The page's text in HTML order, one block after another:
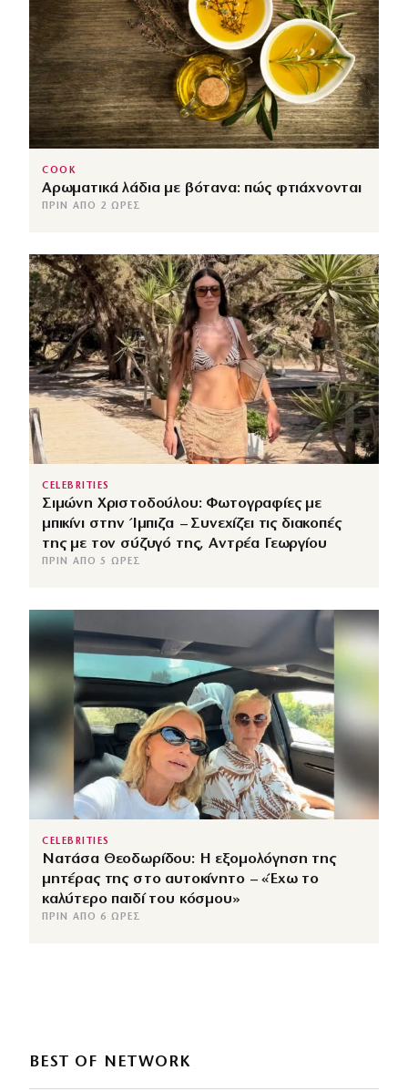
COOK
Αρωματικά λάδια με βότανα: πώς φτιάχνονται
ΠΡΙΝ ΑΠΌ 2 ΏΡΕΣ
CELEBRITIES
Σιμώνη Χριστοδούλου: Φωτογραφίες με
μπικίνι στην Ίμπιζα – Συνεχίζει τις διακοπές
της με τον σύζυγό της, Αντρέα Γεωργίου
ΠΡΙΝ ΑΠΌ 5 ΏΡΕΣ
CELEBRITIES
Νατάσα Θεοδωρίδου: Η εξομολόγηση της
μητέρας της στο αυτοκίνητο – «Έχω το
καλύτερο παιδί του κόσμου»
ΠΡΙΝ ΑΠΌ 6 ΏΡΕΣ
BEST OF NETWORK